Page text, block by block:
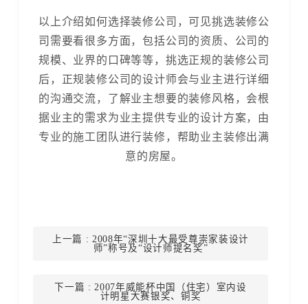
以上介绍如何选择装修公司，可见挑选装修公
司需要看很多方面，包括公司的资质、公司的
规模、业界的口碑等等，挑选正规的装修公司
后，正规装修公司的设计师会与业主进行详细
的沟通交流，了解业主想要的装修风格，会根
据业主的需求为业主提供专业的设计方案，由
专业的施工团队进行装修，帮助业主装修出满
意的房屋。
上一篇 : 2008年“深圳十大最受尊崇家装设计
师”称号及“设计师提名奖”
下一篇 : 2007年威能杯中国（住宅）室内设
计明星大赛银奖、铜奖